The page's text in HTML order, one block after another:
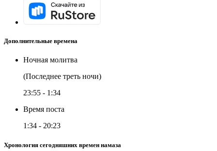
Дополнительные времена
Ночная молитва
(Последнее треть ночи)
23:55 - 1:34
Время поста
1:34 - 20:23
Хронология сегодняшних времен намаза